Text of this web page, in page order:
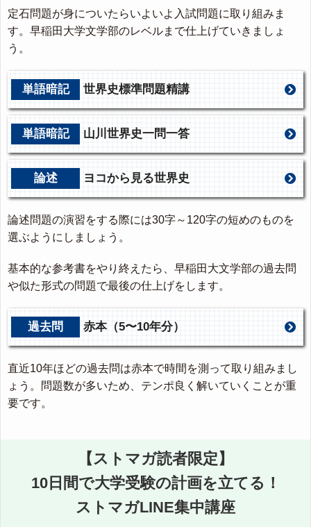
定石問題が身についたらいよいよ入試問題に取り組みま
す。早稲田大学文学部のレベルまで仕上げていきましょ
う。
単語暗記 世界史標準問題精講
単語暗記 山川世界史一問一答
論述 ヨコから見る世界史
論述問題の演習をする際には30字～120字の短めのものを
選ぶようにしましょう。
基本的な参考書をやり終えたら、早稲田大文学部の過去問
や似た形式の問題で最後の仕上げをします。
過去問 赤本（5〜10年分）
直近10年ほどの過去問は赤本で時間を測って取り組みまし
ょう。問題数が多いため、テンポ良く解いていくことが重
要です。
【ストマガ読者限定】
10日間で大学受験の計画を立てる！
ストマガLINE集中講座